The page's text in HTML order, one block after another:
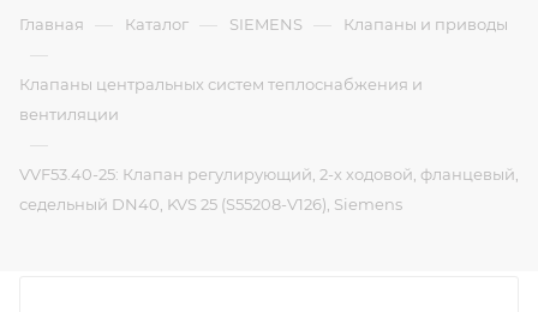
Главная — Каталог — SIEMENS — Клапаны и приводы
—
Клапаны центральных систем теплоснабжения и
вентиляции
—
VVF53.40-25: Клапан регулирующий, 2-х ходовой, фланцевый,
седельный DN40, KVS 25 (S55208-V126), Siemens